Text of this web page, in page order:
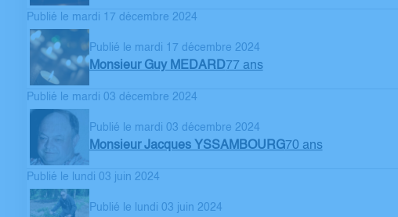
Publié le mardi 17 décembre 2024
Publié le mardi 17 décembre 2024
Monsieur Guy MEDARD77 ans
Publié le mardi 03 décembre 2024
Publié le mardi 03 décembre 2024
Monsieur Jacques YSSAMBOURG70 ans
Publié le lundi 03 juin 2024
Publié le lundi 03 juin 2024